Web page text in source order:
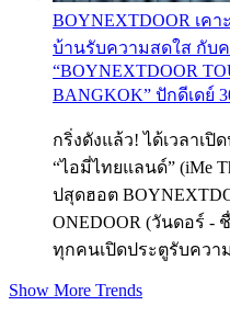
BOYNEXTDOOR เคา
บ้านรับความสดใส กับ
“BOYNEXTDOOR
BANGKOK” ปักดีเดย์
กริ่งดังแล้ว! ได้เวลาเ
“ไอมี่ไทยแลนด์” (iMe
ปสุดฮอต
ONEDOOR (วันดอร์
ทุกคนเปิดประตูรับควา
Show More Trends